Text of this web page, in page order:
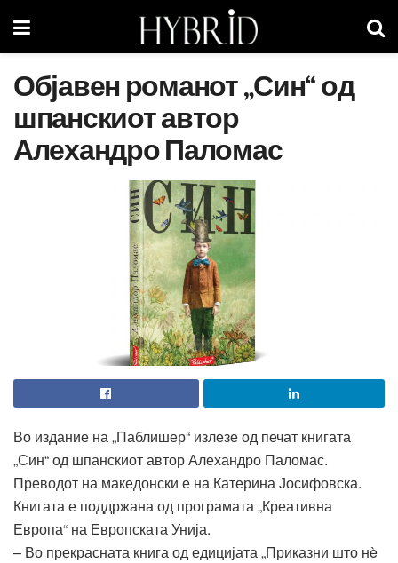
Објавен романот „Син“ од
шпанскиот автор
Алехандро Паломас
Во издание на „Паблишер“ излезе од печат книгата
„Син“ од шпанскиот автор Алехандро Паломас.
Преводот на македонски е на Катерина Јосифовска.
Книгата е поддржана од програмата „Креативна
Европа“ на Европската Унија.
– Во прекрасната книга од едицијата „Приказни што нè